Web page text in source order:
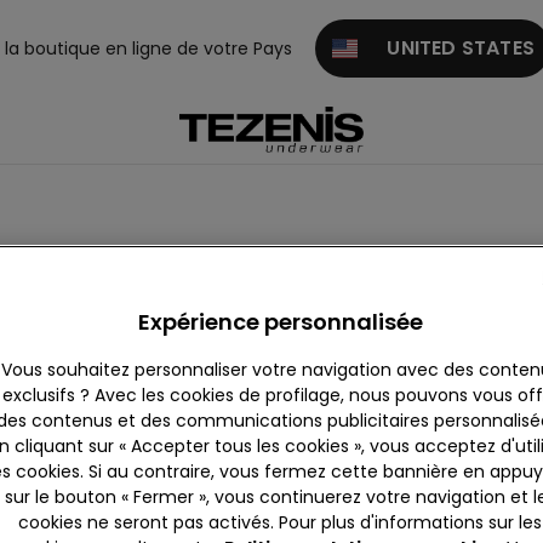
la boutique en ligne de votre Pays UNITED STATES
achat Trouver Une Boutique
Expérience personnalisée
Vous souhaitez personnaliser votre navigation avec des
exclusifs ? Avec les cookies de profilage, nous pouvons vous
contenus et des communications publicitaires
cliquant sur « Accepter tous les cookies », vous acceptez
cookies. Si au contraire, vous fermez cette bannière en
sur le bouton « Fermer », vous continuerez votre navigation et
cookies ne seront pas activés. Pour plus d'informations sur les